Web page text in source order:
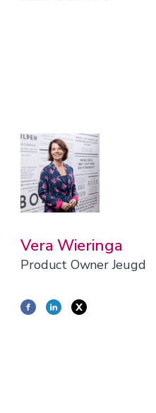
Vera Wieringa
Product Owner Jeugd